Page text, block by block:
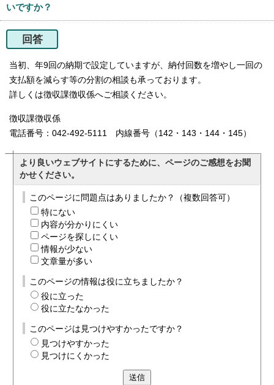
いですか？
回答
当初、年9回の納期で設定していますが、納付回数を増やし一回の
支払額を減らす等の分割の相談も承っております。
詳しくは徴収課徴収係へご相談ください。
徴収課徴収係
電話番号：042-492-5111 内線番号（142・143・144・145）
より良いウェブサイトにするために、ページのご感想をお聞
かせください。
このページに問題点はありましたか？（複数回答可）
特にない
内容が分かりにくい
ページを探しにくい
情報が少ない
文章量が多い
このページの情報は役に立ちましたか？
役に立った
役に立たなかった
このページは見つけやすかったですか？
見つけやすかった
見つけにくかった
送信